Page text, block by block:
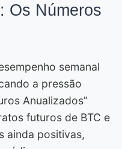
Os Números
semanal
a pressão
Anualizados”
futuros de BTC e
ainda positivas,